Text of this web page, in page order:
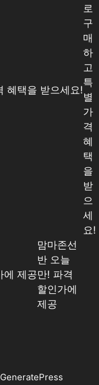
로
구
매
하
고
특
별
가
격
혜
택
을
받
으
세
요!
맘마존선
반 오늘
만! 파격
할인가에
제공
GeneratePress